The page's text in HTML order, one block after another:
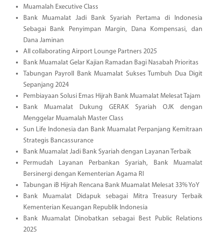
Muamalah Executive Class
Bank Muamalat Jadi Bank Syariah Pertama di Indonesia
Sebagai Bank Penyimpan Margin, Dana Kompensasi, dan
Dana Jaminan
All collaborating Airport Lounge Partners 2025
Bank Muamalat Gelar Kajian Ramadan Bagi Nasabah Prioritas
Tabungan Payroll Bank Muamalat Sukses Tumbuh Dua Digit
Sepanjang 2024
Pembiayaan Solusi Emas Hijrah Bank Muamalat Melesat Tajam
Bank Muamalat Dukung GERAK Syariah OJK dengan
Menggelar Muamalah Master Class
Sun Life Indonesia dan Bank Muamalat Perpanjang Kemitraan
Strategis Bancassurance
Bank Muamalat Jadi Bank Syariah dengan Layanan Terbaik
Permudah Layanan Perbankan Syariah, Bank Muamalat
Bersinergi dengan Kementerian Agama RI
Tabungan iB Hijrah Rencana Bank Muamalat Melesat 33% YoY
Bank Muamalat Didapuk sebagai Mitra Treasury Terbaik
Kementerian Keuangan Republik Indonesia
Bank Muamalat Dinobatkan sebagai Best Public Relations
2025